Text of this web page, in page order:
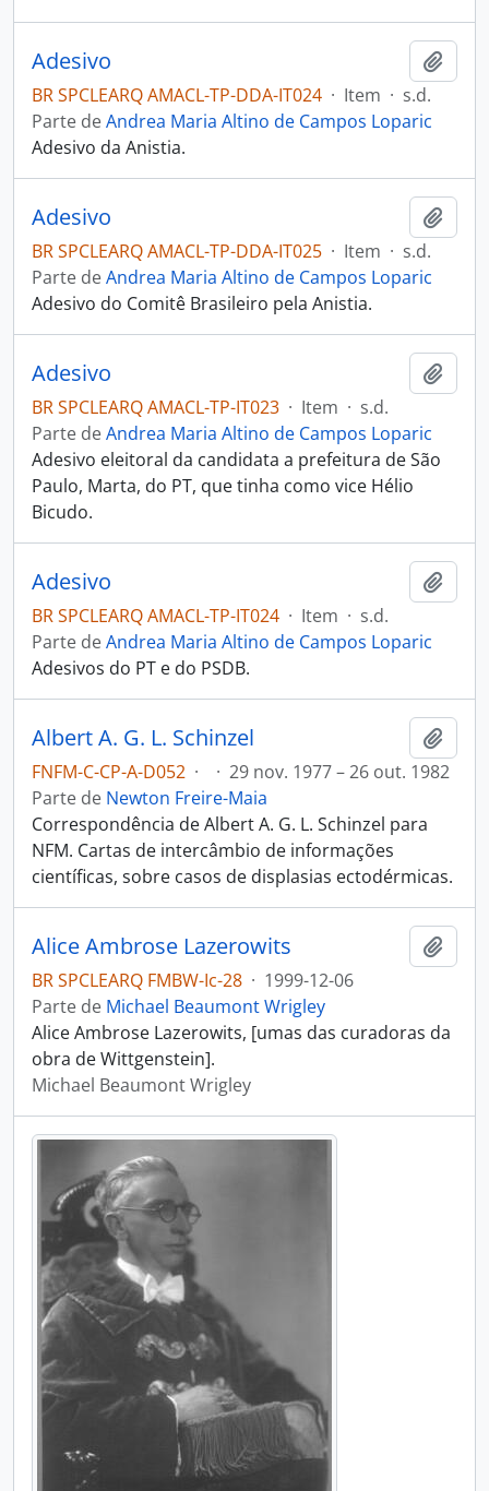
Adesivo
BR SPCLEARQ AMACL-TP-DDA-IT024 · Item · s.d.
Parte deAndrea Maria Altino de Campos Loparic
Adesivo da Anistia.
Adesivo
BR SPCLEARQ AMACL-TP-DDA-IT025 · Item · s.d.
Parte deAndrea Maria Altino de Campos Loparic
Adesivo do Comitê Brasileiro pela Anistia.
Adesivo
BR SPCLEARQ AMACL-TP-IT023 · Item · s.d.
Parte deAndrea Maria Altino de Campos Loparic
Adesivo eleitoral da candidata a prefeitura de São
Paulo, Marta, do PT, que tinha como vice Hélio
Bicudo.
Adesivo
BR SPCLEARQ AMACL-TP-IT024 · Item · s.d.
Parte deAndrea Maria Altino de Campos Loparic
Adesivos do PT e do PSDB.
Albert A. G. L. Schinzel
FNFM-C-CP-A-D052 · · 29 nov. 1977 – 26 out. 1982
Parte de Newton Freire-Maia
Correspondência de Albert A. G. L. Schinzel para
NFM. Cartas de intercâmbio de informações
científicas, sobre casos de displasias ectodérmicas.
Alice Ambrose Lazerowits
BR SPCLEARQ FMBW-Ic-28 · 1999-12-06
Parte de Michael Beaumont Wrigley
Alice Ambrose Lazerowits, [umas das curadoras da
obra de Wittgenstein].
Michael Beaumont Wrigley